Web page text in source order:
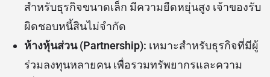
สำหรับธุรกิจขนาดเล็ก มีความยืดหยุ่นสูง เจ้าของรับ
ผิดชอบหนี้สินไม่จำกัด
ห้างหุ้นส่วน (Partnership): เหมาะสำหรับธุรกิจที่มีผู้
ร่วมลงทุนหลายคน เพื่อรวมทรัพยากรและความ